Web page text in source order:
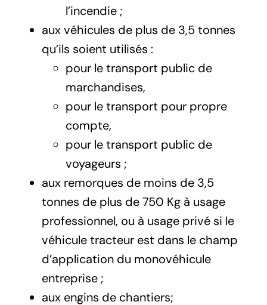
l’incendie ;
aux véhicules de plus de 3,5 tonnes
qu’ils soient utilisés :
pour le transport public de
marchandises,
pour le transport pour propre
compte,
pour le transport public de
voyageurs ;
aux remorques de moins de 3,5
tonnes de plus de 750 Kg à usage
professionnel, ou à usage privé si le
véhicule tracteur est dans le champ
d’application du monovéhicule
entreprise ;
aux engins de chantiers;